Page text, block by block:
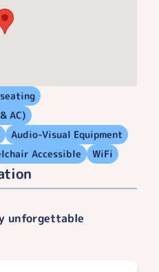
AC)
Audio-Visual Equipment
Accessible WiFi
unforgettable